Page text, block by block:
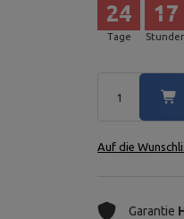
Tage
24 17
Auf die
Garantie